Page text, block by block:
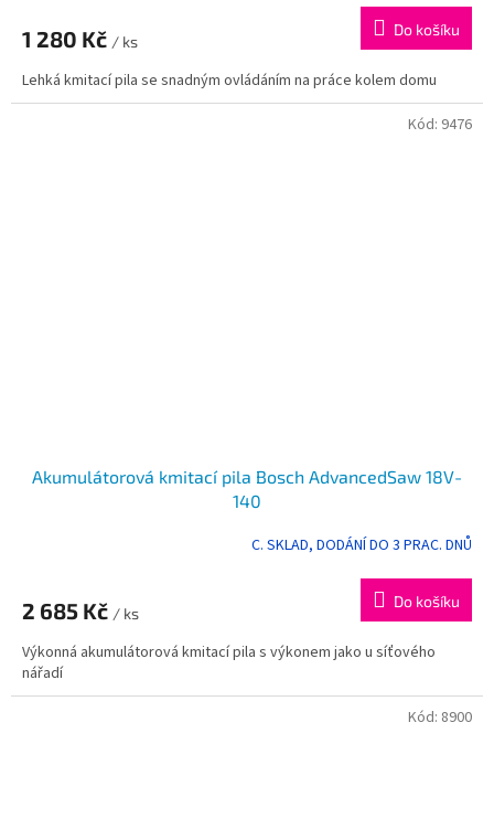
1 280 Kč / ks
Do košíku
Lehká kmitací pila se snadným ovládáním na práce kolem domu
Akumulátorová kmitací pila Bosch AdvancedSaw 18V-
140
C. SKLAD, DODÁNÍ DO 3 PRAC. DNŮ
2 685 Kč / ks
Do košíku
Výkonná akumulátorová kmitací pila s výkonem jako u síťového
nářadí
Kód: 9476
Kód: 8900